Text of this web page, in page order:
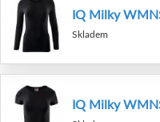
IQ Milky
Skladem
IQ Milky